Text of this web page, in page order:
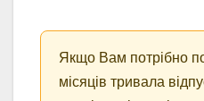
Якщо Вам потрібно
місяців тривала